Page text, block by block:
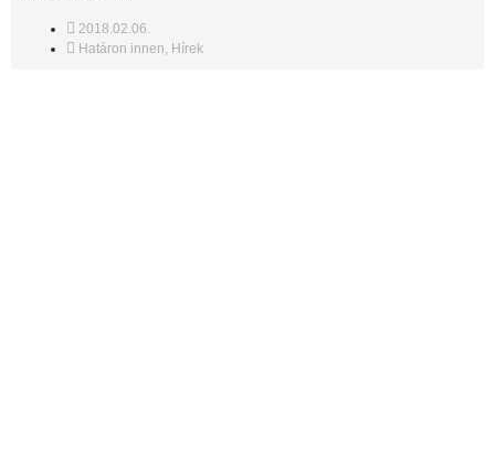
2018.02.06.
Határon innen Hírek